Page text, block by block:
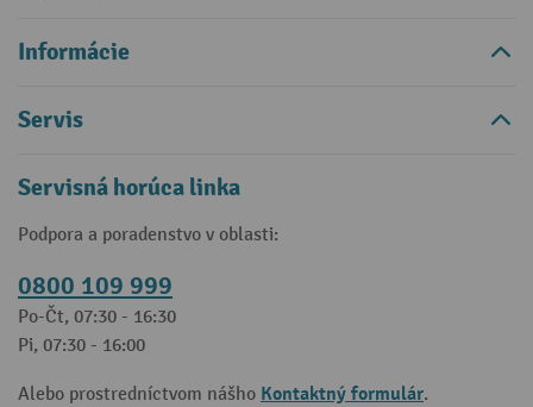
Informácie
Servis
Servisná horúca linka
Podpora a poradenstvo v oblasti:
0800 109 999
Po-Čt, 07:30 - 16:30
Pi, 07:30 - 16:00
Alebo prostredníctvom nášho Kontaktný formulár.